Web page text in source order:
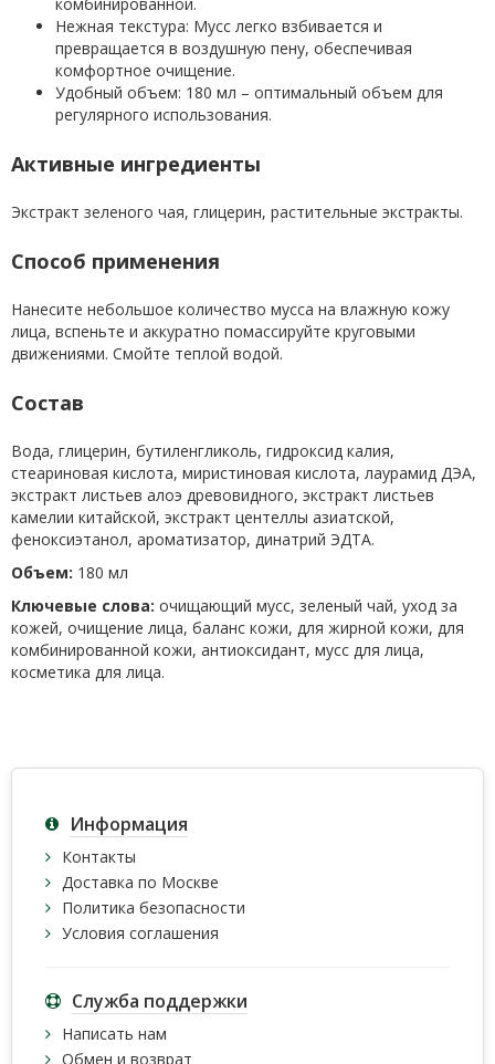
Нежная текстура: Мусс легко взбивается и
превращается в воздушную пену, обеспечивая
комфортное очищение.
Удобный объем: 180 мл – оптимальный объем для
регулярного использования.
Активные ингредиенты
Экстракт зеленого чая, глицерин, растительные экстракты.
Способ применения
Нанесите небольшое количество мусса на влажную кожу
лица, вспеньте и аккуратно помассируйте круговыми
движениями. Смойте теплой водой.
Состав
Вода, глицерин, бутиленгликоль, гидроксид калия,
стеариновая кислота, миристиновая кислота, лаурамид ДЭА,
экстракт листьев алоэ древовидного, экстракт листьев
камелии китайской, экстракт центеллы азиатской,
феноксиэтанол, ароматизатор, динатрий ЭДТА.
Объем: 180 мл
Ключевые слова: очищающий мусс, зеленый чай, уход за
кожей, очищение лица, баланс кожи, для жирной кожи, для
комбинированной кожи, антиоксидант, мусс для лица,
косметика для лица.
Информация
Контакты
Доставка по Москве
Политика безопасности
Условия соглашения
Служба поддержки
Написать нам
Обмен и возврат